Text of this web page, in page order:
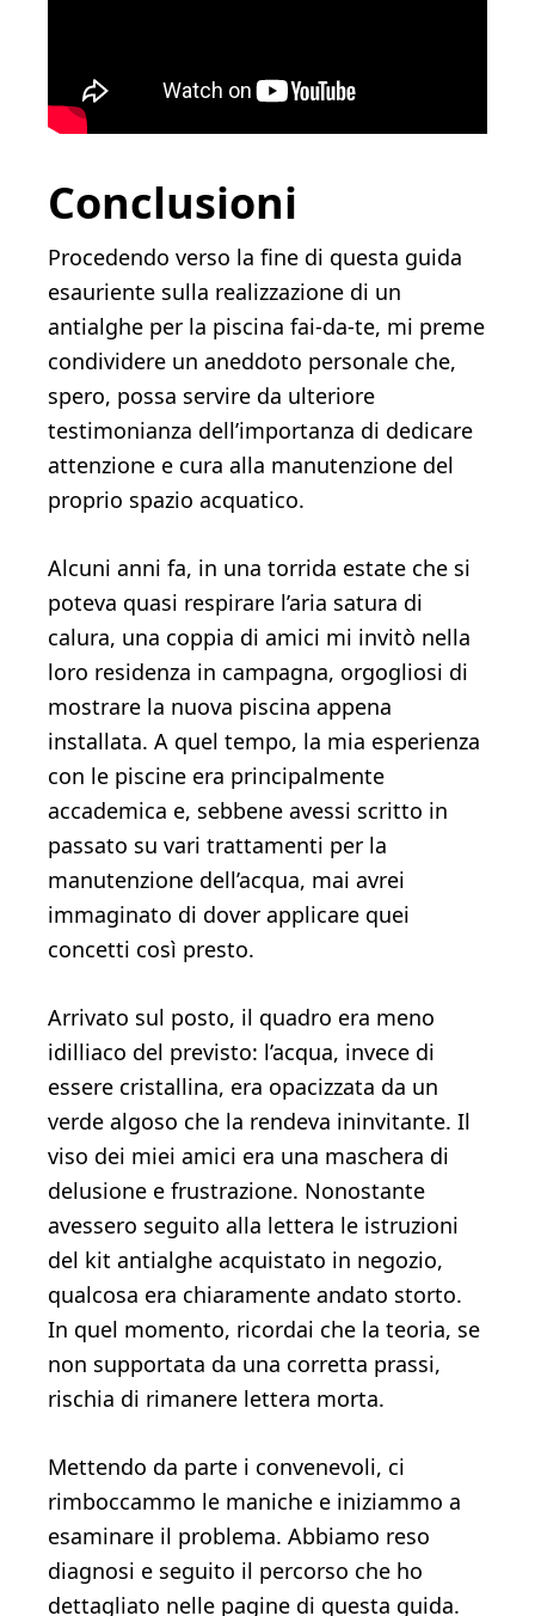
Conclusioni
Procedendo verso la fine di questa guida
esauriente sulla realizzazione di un
antialghe per la piscina fai-da-te, mi preme
condividere un aneddoto personale che,
spero, possa servire da ulteriore
testimonianza dell’importanza di dedicare
attenzione e cura alla manutenzione del
proprio spazio acquatico.
Alcuni anni fa, in una torrida estate che si
poteva quasi respirare l’aria satura di
calura, una coppia di amici mi invitò nella
loro residenza in campagna, orgogliosi di
mostrare la nuova piscina appena
installata. A quel tempo, la mia esperienza
con le piscine era principalmente
accademica e, sebbene avessi scritto in
passato su vari trattamenti per la
manutenzione dell’acqua, mai avrei
immaginato di dover applicare quei
concetti così presto.
Arrivato sul posto, il quadro era meno
idilliaco del previsto: l’acqua, invece di
essere cristallina, era opacizzata da un
verde algoso che la rendeva ininvitante. Il
viso dei miei amici era una maschera di
delusione e frustrazione. Nonostante
avessero seguito alla lettera le istruzioni
del kit antialghe acquistato in negozio,
qualcosa era chiaramente andato storto.
In quel momento, ricordai che la teoria, se
non supportata da una corretta prassi,
rischia di rimanere lettera morta.
Mettendo da parte i convenevoli, ci
rimboccammo le maniche e iniziammo a
esaminare il problema. Abbiamo reso
diagnosi e seguito il percorso che ho
dettagliato nelle pagine di questa guida.